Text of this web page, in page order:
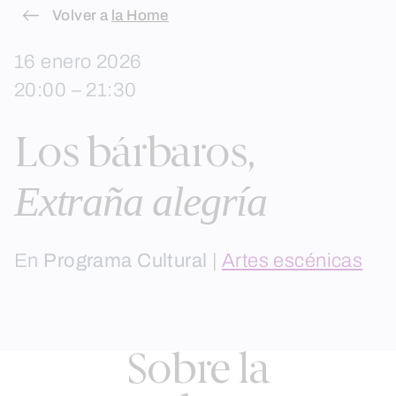
Skip
content
Volver a la Home
16 enero 2026
20:00 – 21:30
Los bárbaros,
Extraña alegría
En Programa Cultural Artes escénicas
Sobre la